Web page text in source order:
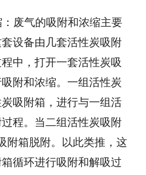
废气的吸附和浓缩主要
设备由几套活性炭吸附
中，打开一套活性炭吸
附和浓缩。一组活性炭
吸附箱，进行与一组活
程。当二组活性炭吸附
附箱脱附。以此类推，这
循环进行吸附和解吸过